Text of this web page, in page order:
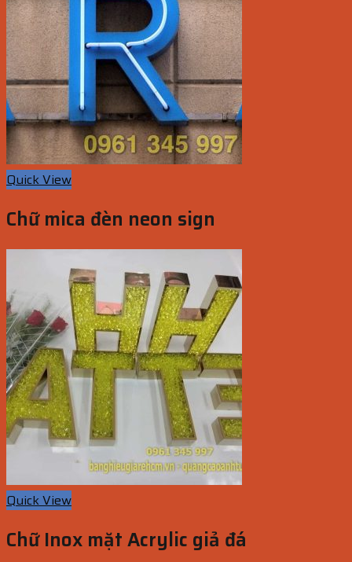
Quick View
Chữ mica đèn neon sign
Quick View
Chữ Inox mặt Acrylic giả đá